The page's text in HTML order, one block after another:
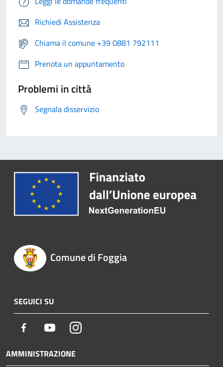
Richiedi Assistenza
Chiama il comune +39 0881 792111
Prenota un appuntamento
Problemi in città
Segnala disservizio
Comune di Foggia
SEGUICI SU
Facebook YoutubeInstagram
AMMINISTRAZIONE